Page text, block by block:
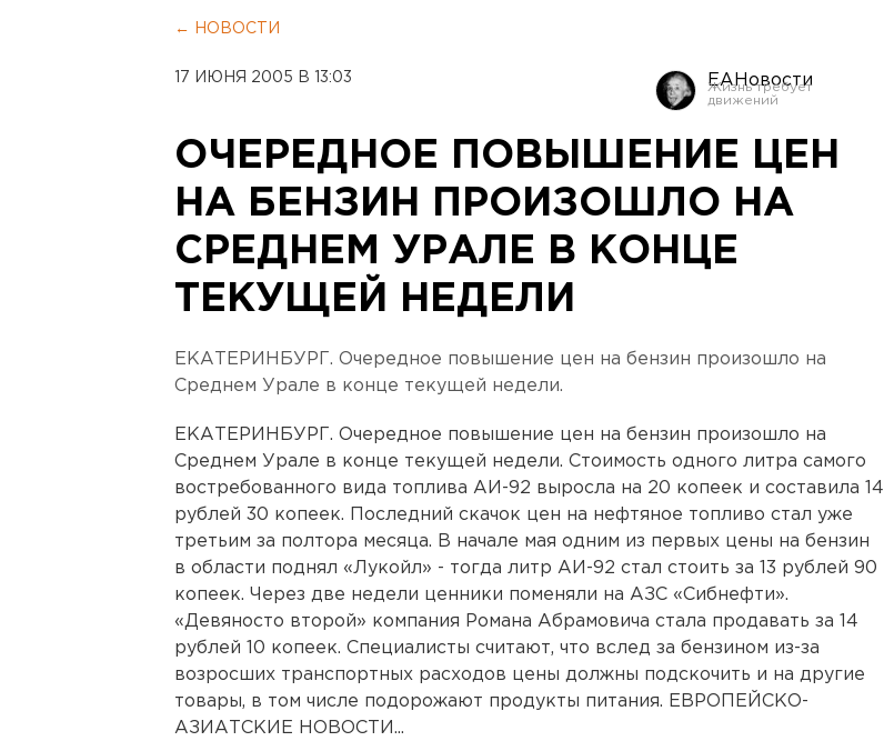
← НОВОСТИ
17 ИЮНЯ 2005 В 13:03 ЕАНовости
ОЧЕРЕДНОЕ ПОВЫШЕНИЕ ЦЕН
НА БЕНЗИН ПРОИЗОШЛО НА
СРЕДНЕМ УРАЛЕ В КОНЦЕ
ТЕКУЩЕЙ НЕДЕЛИ
ЕКАТЕРИНБУРГ. Очередное повышение цен на бензин произошло на
Среднем Урале в конце текущей недели.
ЕКАТЕРИНБУРГ. Очередное повышение цен на бензин произошло на
Среднем Урале в конце текущей недели. Стоимость одного литра самого
востребованного вида топлива АИ-92 выросла на 20 копеек и составила 14
рублей 30 копеек. Последний скачок цен на нефтяное топливо стал уже
третьим за полтора месяца. В начале мая одним из первых цены на бензин
в области поднял «Лукойл» - тогда литр АИ-92 стал стоить за 13 рублей 90
копеек. Через две недели ценники поменяли на АЗС «Сибнефти».
«Девяносто второй» компания Романа Абрамовича стала продавать за 14
рублей 10 копеек. Специалисты считают, что вслед за бензином из-за
возросших транспортных расходов цены должны подскочить и на другие
товары, в том числе подорожают продукты питания. ЕВРОПЕЙСКО-
АЗИАТСКИЕ НОВОСТИ...